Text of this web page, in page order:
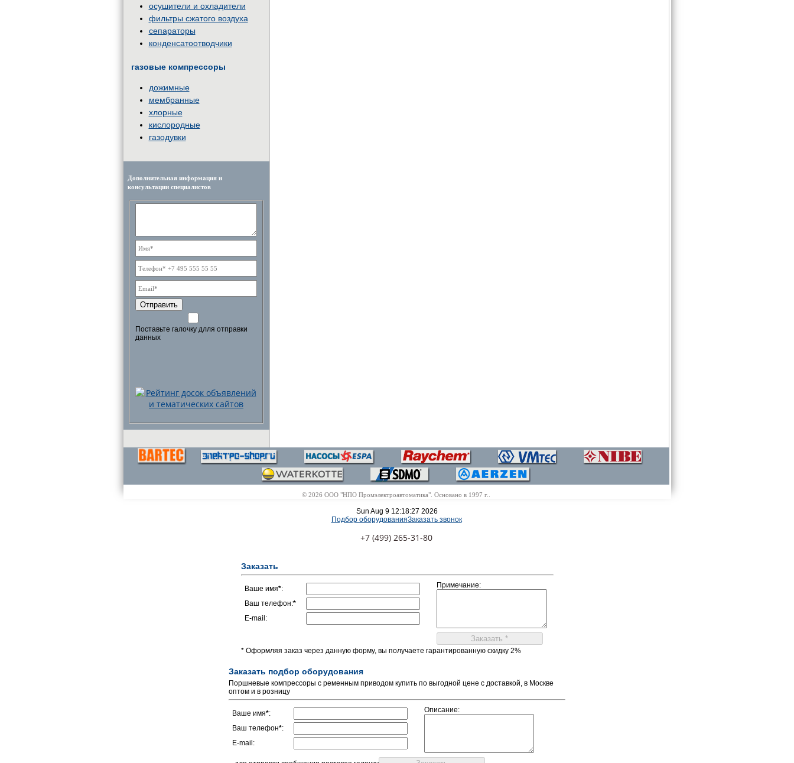
осушители и охладители
фильтры сжатого воздуха
сепараторы
конденсатоотводчики
газовые компрессоры
дожимные
мембранные
хлорные
кислородные
газодувки
Дополнительная информация и
консультации специалистов
Отправить
Поставьте галочку длля отправки
данных
© 2026 ООО "НПО Промэлектроавтоматика". Основано в 1997 г..
Sun Aug 9 12:18:27 2026
Подбор оборудованияЗаказать звонок
+7 (499) 265-31-80
Заказать
Ваше имя*:
Ваш телефон:*
E-mail:
Примечание:
* Оформляя заказ через данную форму, вы получаете гарантированную скидку 2%
Заказать подбор оборудования
Поршневые компрессоры с ременным приводом купить по выгодной цене с доставкой, в Москве
оптом и в розницу
Ваше имя*:
Ваш телефон*:
E-mail:
Описание: